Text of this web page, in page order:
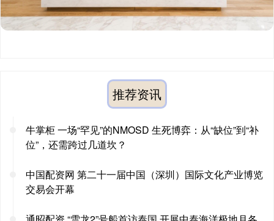
推荐资讯
牛掌柜 一场“罕见”的NMOSD 生死博弈：从“缺位”到“补
位”，还需跨过几道坎？
中国配资网 第二十一届中国（深圳）国际文化产业博览
交易会开幕